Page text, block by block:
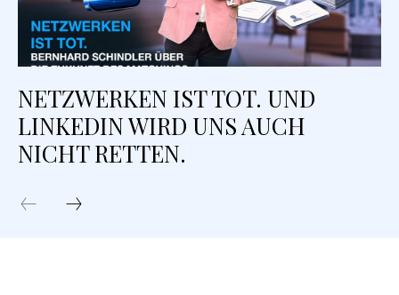
NETZWERKEN IST TOT. UND
LINKEDIN WIRD UNS AUCH
NICHT RETTEN.